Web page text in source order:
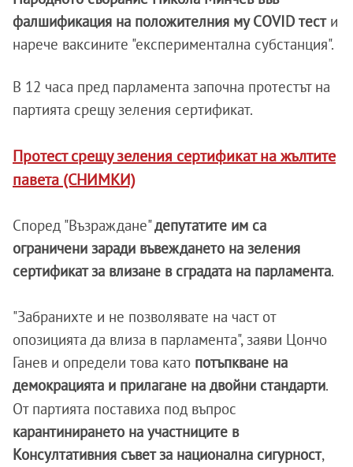
фалшификация на положителния му COVID тести
нарече ваксините "експериментална субстанция".
В 12 часа пред парламента започна протестът на
партията срещу зеления сертификат.
Протест срещу зеления сертификат на жълтите
павета (СНИМКИ)
Според "Възраждане"депутатите им са
ограничени заради въвеждането на зеления
сертификат за влизане в сградата на парламента.
"Забранихте и не позволявате на част от
опозицията да влиза в парламента", заяви Цончо
Ганев и определи това като потъпкване на
демокрацията и прилагане на двойни стандарти.
От партията поставиха под въпрос
карантинирането на участниците в
Консултативния съвет за национална сигурност,